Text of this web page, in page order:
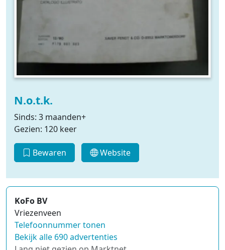
N.o.t.k.
Sinds: 3 maanden+
Gezien: 120 keer
Bewaren Website
KoFo BV
Vriezenveen
Telefoonnummer tonen
Bekijk alle 690 advertenties